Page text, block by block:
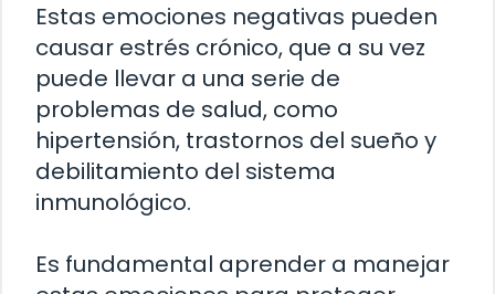
Estas emociones negativas pueden
causar estrés crónico, que a su vez
puede llevar a una serie de
problemas de salud, como
hipertensión, trastornos del sueño y
debilitamiento del sistema
inmunológico.
Es fundamental aprender a manejar